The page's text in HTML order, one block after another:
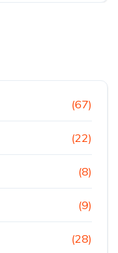
(67)
(22)
(8)
(9)
(28)